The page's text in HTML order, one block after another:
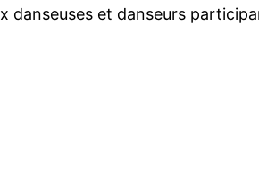
danseuses et danseurs